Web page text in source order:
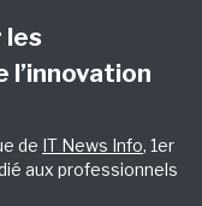
les
l’innovation
de IT News Info, 1er
aux professionnels